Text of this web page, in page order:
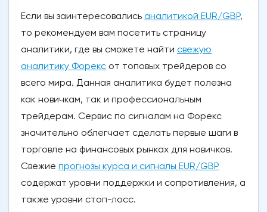
Если вы заинтересовались аналитикой EUR/GBP,
то рекомендуем вам посетить страницу
аналитики, где вы сможете найти свежую
аналитику Форекс от топовых трейдеров со
всего мира. Данная аналитика будет полезна
как новичкам, так и профессиональным
трейдерам. Сервис по сигналам на Форекс
значительно облегчает сделать первые шаги в
торговле на финансовых рынках для новичков.
Свежие прогнозы курса и сигналы EUR/GBP
содержат уровни поддержки и сопротивления, а
также уровни стоп-лосс.